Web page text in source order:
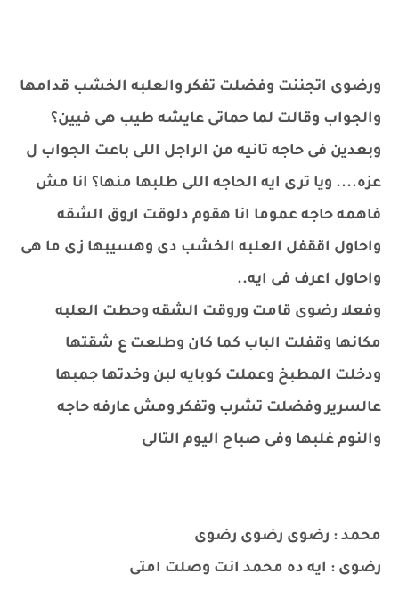
ورضوى اتجننت وفضلت تفكر والعلبه الخشب قدامها
والجواب وقالت لما حماتى عايشه طيب هى فيين؟
وبعدين فى حاجه تانيه من الراجل اللى باعت الجواب ل
عزه.... ويا ترى ايه الحاجه اللى طلبها منها؟ انا مش
فاهمه حاجه عموما انا هقوم دلوقت اروق الشقه
واحاول اققفل العلبه الخشب دى وهسيبها زى ما هى
واحاول اعرف فى ايه..
وفعلا رضوى قامت وروقت الشقه وحطت العلبه
مكانها وقفلت الباب كما كان وطلعت ع شقتها
ودخلت المطبخ وعملت كوبايه لبن وخدتها جمبها
عالسرير وفضلت تشرب وتفكر ومش عارفه حاجه
والنوم غلبها وفى صباح اليوم التالى
محمد : رضوى رضوى رضوى
رضوى : ايه ده محمد انت وصلت امتى